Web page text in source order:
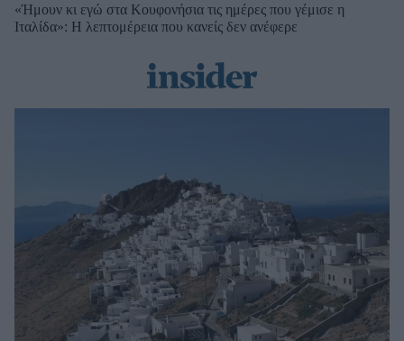
«Ήμουν κι εγώ στα Κουφονήσια τις ημέρες που γέμισε η
Ιταλίδα»: Η λεπτομέρεια που κανείς δεν ανέφερε